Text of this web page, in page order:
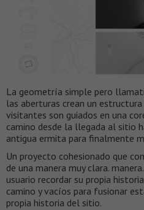
La geometría simple pero
las aberturas crean un
visitantes son guiados en una
camino desde la llegada al sitio
antigua ermita para finalmente
Un proyecto cohesionado que
de una manera muy clara.
usuario recordar su propia
camino y vacíos para fusionar
propia historia del sitio.